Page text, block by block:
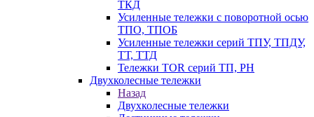
ТКД
Усиленные тележки с поворотной осью
ТПО, ТПОБ
Усиленные тележки серий ТПУ, ТПДУ,
ТТ, ТТД
Тележки TOR серий ТП, PH
Двухколесные тележки
Назад
Двухколесные тележки